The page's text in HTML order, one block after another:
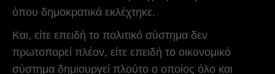
όπου δημοκρατικά εκλέχτηκε.
Και, είτε επειδή το πολιτικό σύστημα δεν
πρωτοπορεί πλέον, είτε επειδή το οικονομικό
σύστημα δημιουργεί πλούτο ο οποίος όλο και